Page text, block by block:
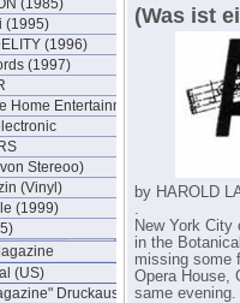
(1985)
(1995)
(1996)
(1997)
Home Entertainment
Stereoo)
(Vinyl)
(1999)
(US)
Druckausgaben
(Was ist
by HAROLD
.
New York
in the
missing some
Opera House,
same evening.